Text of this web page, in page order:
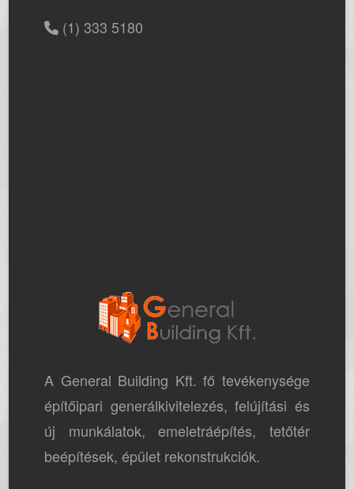
(1) 333 5180
A General Building Kft. fő tevékenysége
építőipari generálkivitelezés, felújítási és
új munkálatok, emeletráépítés, tetőtér
beépítések, épület rekonstrukciók.